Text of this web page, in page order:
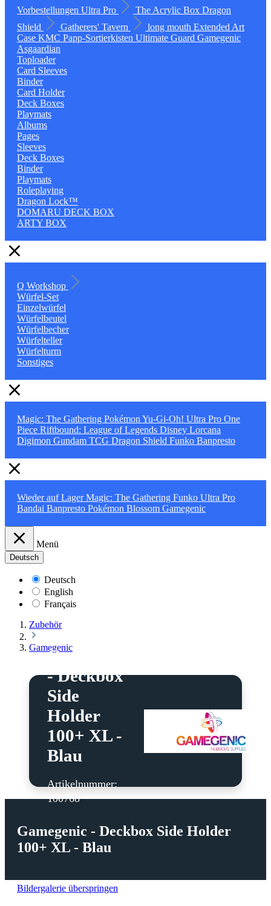
Vorbestellungen Ultra Pro The Acrylic Box Dragon
Shield
Gatherers' Tavern long mouth Extended Art
Case KMC Papp-Sortierkisten Ultimate Guard Gamegenic
Asgaardian
Toploader
Card Sleeves
Binder
Card Holder
Deck Boxes
Playmats
Albums
Pages
Sleeves
Deck Boxes
Binder
Playmats
Roleplaying
Dragon Lock™
DOMARU DECK BOX
ARTY BOX
Q Workshop
Würfel-Set
Einzelwürfel
Würfelbeutel
Würfelbecher
Würfelteller
Würfelturm
Sonstiges
Magic: The Gathering Pokémon Yu-Gi-Oh! Ultra Pro One
Piece Riftbound: League of Legends Disney Lorcana
Digimon Gundam TCG Dragon Shield Funko Banpresto
Wieder auf LagerMagic: The Gathering Funko Ultra Pro
Bandai Banpresto Pokémon Blossom Gamegenic
Menü
Deutsch
Deutsch
English
Français
Zubehör
Gamegenic
Gamegenic
- Deckbox
Side
Holder
100+ XL -
Blau
Artikelnummer:
100768
Gamegenic - Deckbox Side Holder
100+ XL - Blau
Bildergalerie überspringen